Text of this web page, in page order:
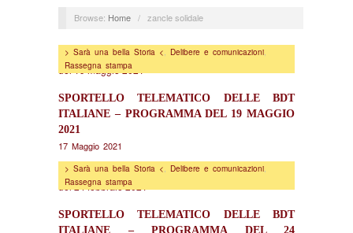
Browse: Home / zancle solidale
SPORTELLO TELEMATICO DELLE BDT
ITALIANE – PROGRAMMA DEL 19 MAGGIO
2021
17 Maggio 2021
> Sarà una bella Storia < Delibere e comunicazioni
Rassegna stampa
SPORTELLO TELEMATICO DELLE BDT
ITALIANE – PROGRAMMA DEL 24
> Sarà una bella Storia < Delibere e comunicazioni
Rassegna stampa